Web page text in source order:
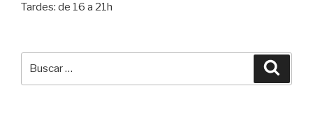
Tardes: de 16 a 21h